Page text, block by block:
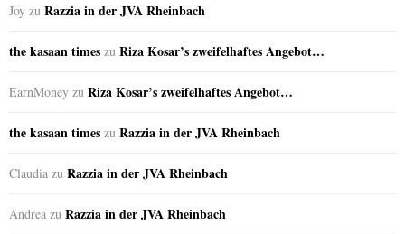
Joy zu Razzia in der JVA Rheinbach
the kasaan times zu Riza Kosar’s zweifelhaftes Angebot…
EarnMoney zu Riza Kosar’s zweifelhaftes Angebot…
the kasaan times zu Razzia in der JVA Rheinbach
Claudia zu Razzia in der JVA Rheinbach
Andrea zu Razzia in der JVA Rheinbach